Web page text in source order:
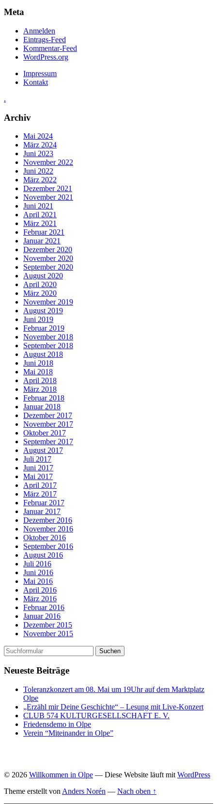
Meta
Anmelden
Eintrags-Feed
Kommentar-Feed
WordPress.org
Impressum
Kontakt
.
Archiv
Mai 2024
März 2024
Juni 2023
November 2022
Juni 2022
März 2022
Dezember 2021
November 2021
Juni 2021
April 2021
März 2021
Februar 2021
Januar 2021
Dezember 2020
November 2020
September 2020
August 2020
April 2020
März 2020
November 2019
August 2019
Juni 2019
Februar 2019
November 2018
September 2018
August 2018
Juni 2018
Mai 2018
April 2018
März 2018
Februar 2018
Januar 2018
Dezember 2017
November 2017
Oktober 2017
September 2017
August 2017
Juli 2017
Juni 2017
Mai 2017
April 2017
März 2017
Februar 2017
Januar 2017
Dezember 2016
November 2016
Oktober 2016
September 2016
August 2016
Juli 2016
Juni 2016
Mai 2016
April 2016
März 2016
Februar 2016
Januar 2016
Dezember 2015
November 2015
Neueste Beiträge
Toleranzkonzert am 08. Mai um 19Uhr auf dem Marktplatz
Olpe
„Erzähl mir Deine Geschichte“ – Lesung mit Live-Konzert
CLUB 574 KULTURGESELLSCHAFT E. V.
Friedensdemo in Olpe
Verein “Miteinander in Olpe”
© 2026 Willkommen in Olpe — Diese Website läuft mit WordPress
Theme erstellt von Anders Norén — Nach oben ↑